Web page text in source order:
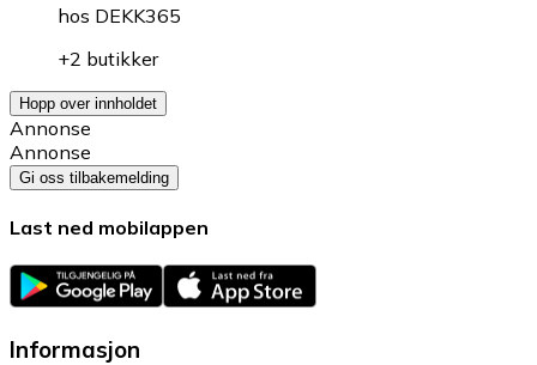
hos DEKK365
+2 butikker
Hopp over innholdet
Annonse
Annonse
Gi oss tilbakemelding
Last ned mobilappen
Informasjon